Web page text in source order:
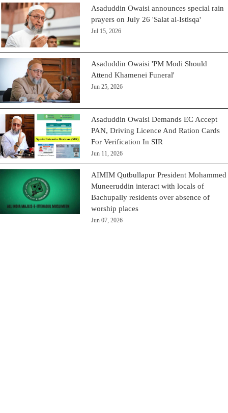
Asaduddin Owaisi announces special rain
prayers on July 26 'Salat al-Istisqa'
Jul 15, 2026
Asaduddin Owaisi 'PM Modi Should
Attend Khamenei Funeral'
Jun 25, 2026
Asaduddin Owaisi Demands EC Accept
PAN, Driving Licence And Ration Cards
For Verification In SIR
Jun 11, 2026
AIMIM Qutbullapur President Mohammed
Muneeruddin interact with locals of
Bachupally residents over absence of
worship places
Jun 07, 2026